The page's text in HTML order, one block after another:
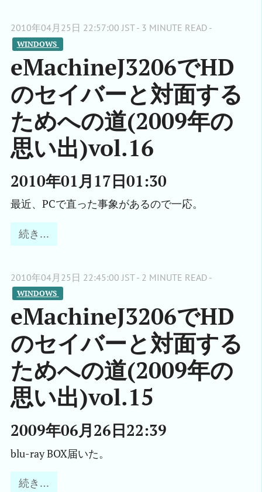
2010年04月25日 22:57:00 JST - 3 MINUTE READ -
WINDOWS
eMachineJ3206でHD
のセイバーと対面する
ためへの道(2009年の
思い出)vol.16
2010年01月17日01:30
最近、PCで直った事象があるので一応。
続き…
2010年04月25日 22:45:00 JST - 2 MINUTE READ -
WINDOWS
eMachineJ3206でHD
のセイバーと対面する
ためへの道(2009年の
思い出)vol.15
2009年06月26日22:39
blu-ray BOX届いた。
続き…